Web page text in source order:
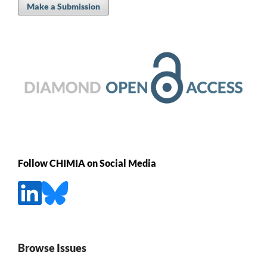
Make a Submission
Follow CHIMIA on Social Media
Browse Issues